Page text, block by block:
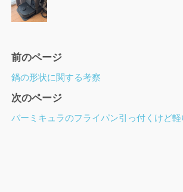
ペ
ー
ジ
ナ
ビ
前のページ
鍋の形状に関する考察
次のページ
バーミキュラのフライパン引っ付くけど軽